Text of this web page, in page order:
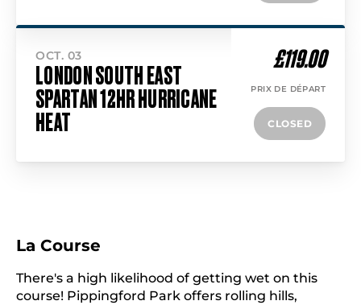
OCT. 03
LONDON SOUTH EAST
SPARTAN 12HR HURRICANE
HEAT
£119.00
PRIX DE DÉPART
CLOSED
La Course
There's a high likelihood of getting wet on this
course! Pippingford Park offers rolling hills,